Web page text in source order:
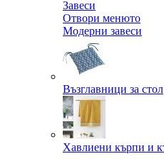
Завеси
Отвори менюто
Модерни завеси
Възглавници за стол
Хавлиени кърпи и